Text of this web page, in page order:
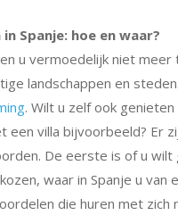
in Spanje: hoe en waar?
u vermoedelijk niet
landschappen en
. Wilt u zelf ook
een villa bijvoorbeeld? Er
De eerste is of u wilt
waar in Spanje u van
die huren met